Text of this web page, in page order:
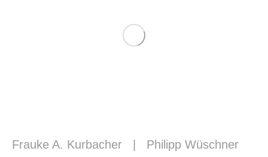
Frauke A. Kurbacher Philipp Wüschner